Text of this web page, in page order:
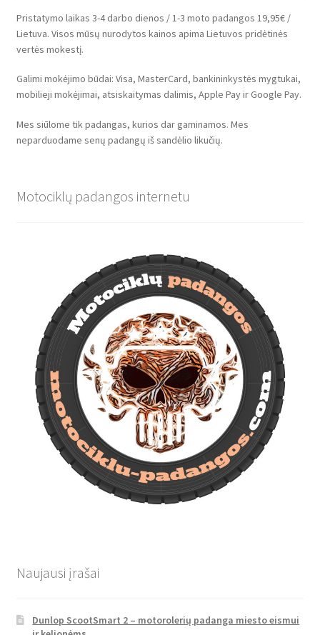
Pristatymo laikas 3-4 darbo dienos / 1-3 moto padangos 19,95€ /
Lietuva. Visos mūsų nurodytos kainos apima Lietuvos pridėtinės
vertės mokestį.
Galimi mokėjimo būdai: Visa, MasterCard, bankininkystės mygtukai,
mobilieji mokėjimai, atsiskaitymas dalimis, Apple Pay ir Google Pay.
Mes siūlome tik padangas, kurios dar gaminamos. Mes
neparduodame senų padangų iš sandėlio likučių.
Motociklų padangos internetu
Naujausi įrašai
Dunlop ScootSmart 2 – motorolerių padanga miesto eismui